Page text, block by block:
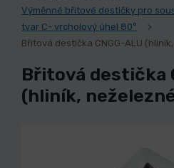
Výměnné břitové destičky pro
tvar C- vrcholový úhel 80°
Břitová destička CNGG-ALU
Břitová destička
(hliník,